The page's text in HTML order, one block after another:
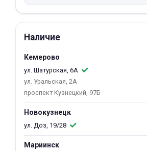
Наличие
Кемерово
ул. Шатурская, 6А
ул. Уральская, 2А
проспект Кузнецкий, 97Б
Новокузнецк
ул. Доз, 19/28
Мариинск
Оплачивайте сегодня только
Получайте товар
выбранный способом
Оставшиеся
списываться
по25%каждые 2 недели